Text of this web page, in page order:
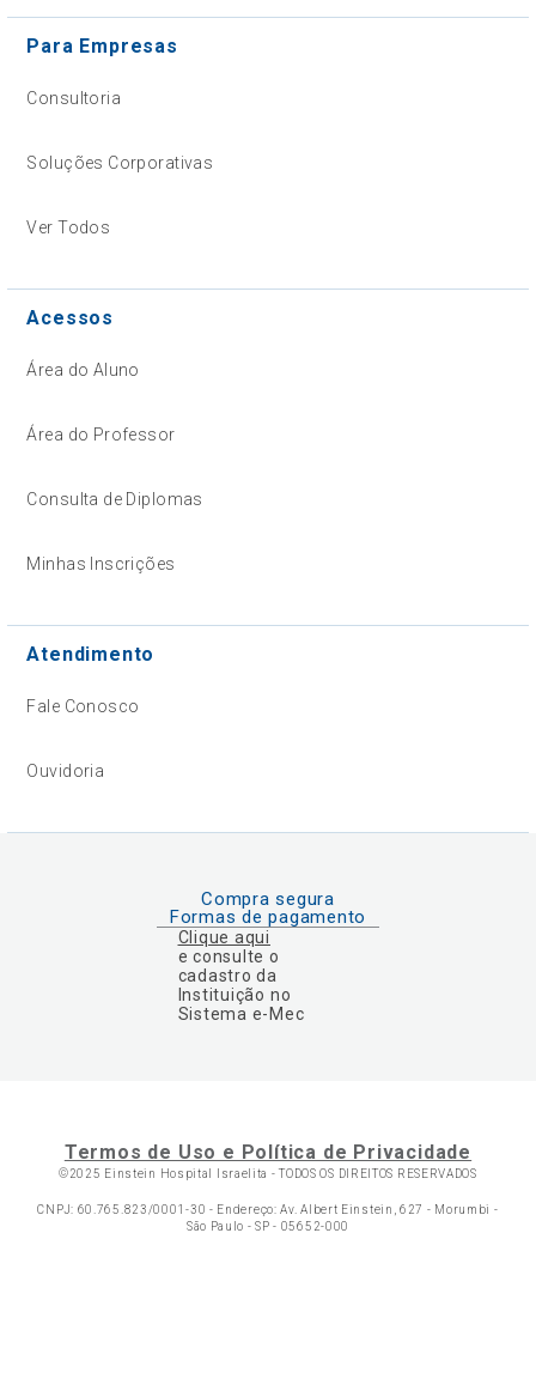
Para Empresas
Consultoria
Soluções Corporativas
Ver Todos
Acessos
Área do Aluno
Área do Professor
Consulta de Diplomas
Minhas Inscrições
Atendimento
Fale Conosco
Ouvidoria
Compra segura
Formas de pagamento
Clique aqui
e consulte o
cadastro da
Instituição no
Sistema e-Mec
Termos de Uso e Política de Privacidade
©2025 Einstein Hospital Israelita - TODOS OS DIREITOS RESERVADOS
CNPJ: 60.765.823/0001-30 - Endereço: Av. Albert Einstein, 627 - Morumbi -
São Paulo - SP - 05652-000